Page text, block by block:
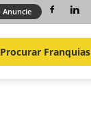
Anuncie
Procurar Franquias